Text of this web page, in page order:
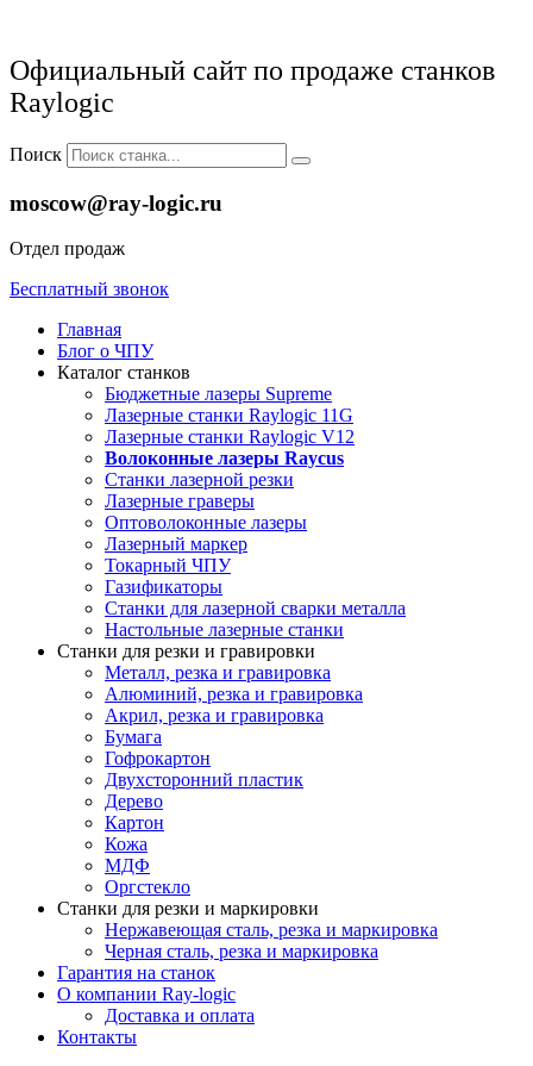
Официальный сайт по продаже станков
Raylogic
Поиск
moscow@ray-logic.ru
Отдел продаж
Бесплатный звонок
Главная
Блог о ЧПУ
Каталог станков
Бюджетные лазеры Supreme
Лазерные станки Raylogic 11G
Лазерные станки Raylogic V12
Волоконные лазеры Raycus
Станки лазерной резки
Лазерные граверы
Оптоволоконные лазеры
Лазерный маркер
Токарный ЧПУ
Газификаторы
Cтанки для лазерной сварки металла
Настольные лазерные станки
Станки для резки и гравировки
Металл, резка и гравировка
Алюминий, резка и гравировка
Акрил, резка и гравировка
Бумага
Гофрокартон
Двухсторонний пластик
Дерево
Картон
Кожа
МДФ
Оргстекло
Станки для резки и маркировки
Нержавеющая сталь, резка и маркировка
Черная сталь, резка и маркировка
Гарантия на станок
О компании Ray-logic
Доставка и оплата
Контакты